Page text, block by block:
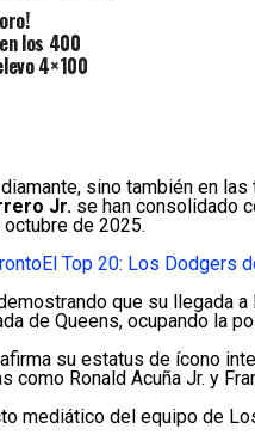
los 400
4×100
sino también en
Jr. se han consolidado
de 2025.
El Top 20: Los Dodgers
que su llegada
de Queens, ocupando la
su estatus de ícono
como Ronald Acuña Jr. y
mediático del equipo de